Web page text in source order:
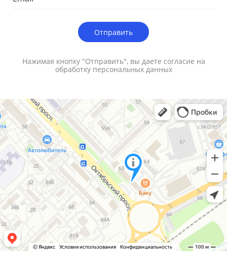
Отправить
Нажимая кнопку "Отправить", вы даете согласие на
обработку персональных данных